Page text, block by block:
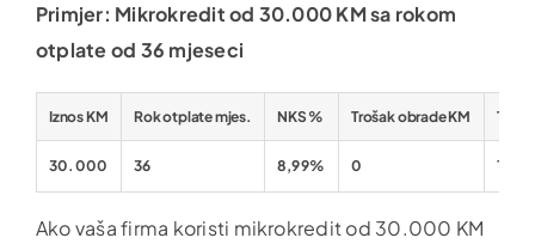
Primjer: Mikrokredit od 30.000 KM sa rokom
otplate od 36 mjeseci
Iznos KM Rok otplate mjes. NKS % Trošak obrade KM
30.000 36 8,99% 0 15
Ako vaša firma koristi mikrokredit od 30.000 KM